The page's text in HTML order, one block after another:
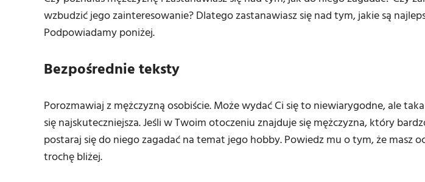
wzbudzić jego zainteresowanie? Dlatego zastanawiasz się nad tym, jakie są
Podpowiadamy poniżej.
Bezpośrednie teksty
Porozmawiaj z mężczyzną osobiście. Może wydać Ci się to niewiarygodne, ale
się najskuteczniejsza. Jeśli w Twoim otoczeniu znajduje się mężczyzna, który
postaraj się do niego zagadać na temat jego hobby. Powiedz mu o tym, że masz
trochę bliżej.